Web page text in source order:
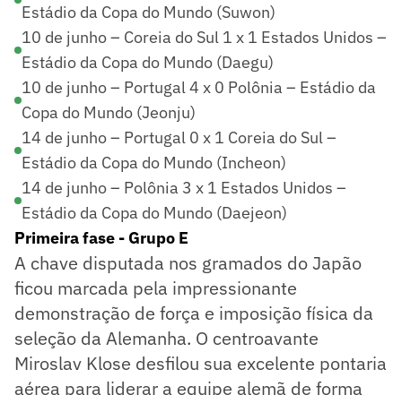
Estádio da Copa do Mundo (Suwon)
10 de junho – Coreia do Sul 1 x 1 Estados Unidos –
Estádio da Copa do Mundo (Daegu)
10 de junho – Portugal 4 x 0 Polônia – Estádio da
Copa do Mundo (Jeonju)
14 de junho – Portugal 0 x 1 Coreia do Sul –
Estádio da Copa do Mundo (Incheon)
14 de junho – Polônia 3 x 1 Estados Unidos –
Estádio da Copa do Mundo (Daejeon)
Primeira fase - Grupo E
A chave disputada nos gramados do Japão
ficou marcada pela impressionante
demonstração de força e imposição física da
seleção da Alemanha. O centroavante
Miroslav Klose desfilou sua excelente pontaria
aérea para liderar a equipe alemã de forma